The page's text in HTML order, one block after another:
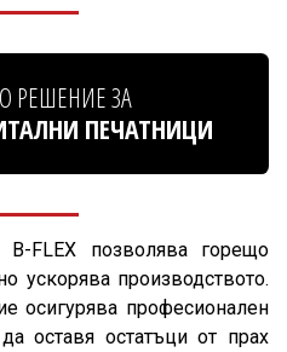
РЕШЕНИЕ ЗА
ПЕЧАТНИЦИ
B-FLEX позволява горещo
ускорява производството.
осигурява професионален
оставя остатъци от прах